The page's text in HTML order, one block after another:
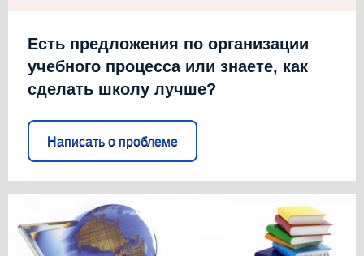
Есть предложения по организации
учебного процесса или знаете, как
сделать школу лучше?
Написать о проблеме